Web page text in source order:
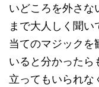
いどころを外さな
まで大人しく聞
当てのマジックを
いると分かったら
立ってもいられな